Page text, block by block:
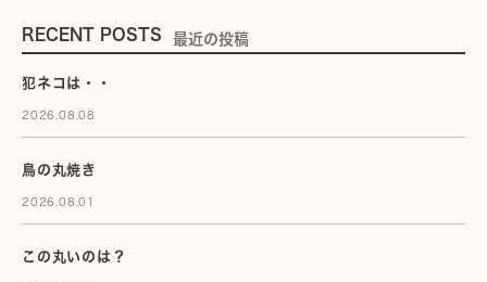
RECENT POSTS 最近の投稿
犯ネコは・・
2026.08.08
鳥の丸焼き
2026.08.01
この丸いのは？